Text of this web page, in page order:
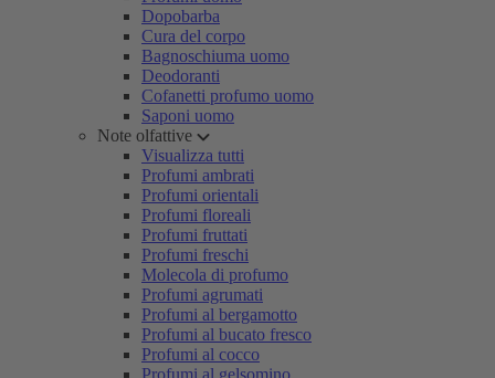
Dopobarba
Cura del corpo
Bagnoschiuma uomo
Deodoranti
Cofanetti profumo uomo
Saponi uomo
Note olfattive
Visualizza tutti
Profumi ambrati
Profumi orientali
Profumi floreali
Profumi fruttati
Profumi freschi
Molecola di profumo
Profumi agrumati
Profumi al bergamotto
Profumi al bucato fresco
Profumi al cocco
Profumi al gelsomino